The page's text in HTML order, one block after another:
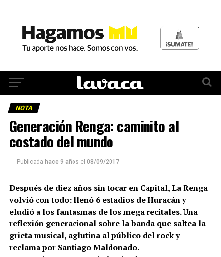
NOTA
Generación Renga: caminito al
costado del mundo
Publicada hace 9 años el 08/09/2017
Después de diez años sin tocar en Capital, La Renga
volvió con todo: llenó 6 estadios de Huracán y
eludió a los fantasmas de los mega recitales. Una
reflexión generacional sobre la banda que saltea la
grieta musical, aglutina al público del rock y
reclama por Santiago Maldonado.